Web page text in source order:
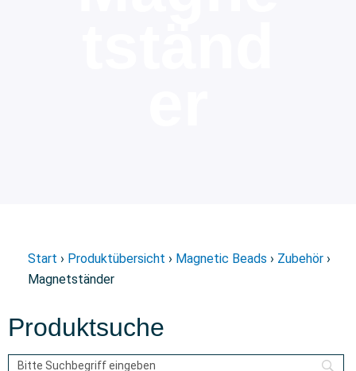
Start › Produktübersicht › Magnetic Beads › Zubehör ›
Magnetständer
Produktsuche